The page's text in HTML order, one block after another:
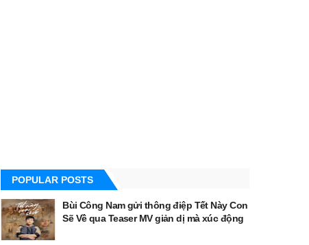
POPULAR POSTS
Bùi Công Nam gửi thông điệp Tết Này Con
Sẽ Về qua Teaser MV giản dị mà xúc động